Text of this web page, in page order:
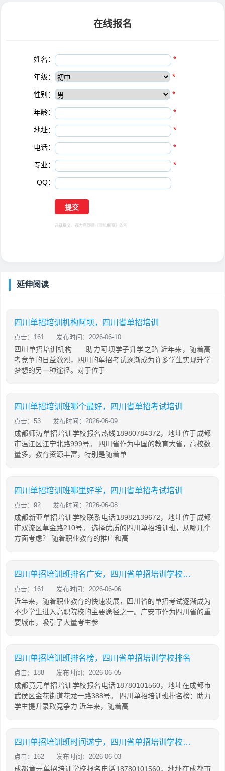
在线报名
姓名： *
年级： *
性别： *
年龄： *
地址： *
电话： *
专业： *
QQ：
选择提交，视为您同意 《隐私保障》 条例
延伸阅读
四川单招培训机构阿坝，四川省单招培训
点击：161 发布时间：2026-06-10
四川单招培训机构——助力阿坝学子升学之路 近年来，随着高
考竞争的日益激烈，四川的单招考试逐渐成为许多学生实现升学
梦想的另一种途径。对于位于
四川单招培训班哪个最好，四川省单招考试培训
点击：53 发布时间：2026-06-09
成都师涛单招培训学校报名热线18980784372，地址位于成都
市温江区江宁北路999号。 四川省作为中国的教育大省，高校数
量多，教育资源丰富，特别是随着单
四川单招培训班哪里好学，四川省单招考试培训
点击：92 发布时间：2026-06-08
成都新亚单招培训学校联系电话18982139672，地址位于成都
市双流区草金路210号。 选择优质的四川单招培训班，从哪几个
方面考虑？ 随着职业教育的推广和高
四川单招培训班排名广安，四川省单招培训学校排名
点击：161 发布时间：2026-06-06
近年来，随着职业教育的快速发展，四川省的单招考试逐渐成为
不少学生进入高职院校的主要途径之一。广安市作为四川省的重
要城市，吸引了大量考生参
四川单招培训班排名榜，四川省单招培训学校排名
点击：188 发布时间：2026-06-05
成都竟元单招培训学校报名电话18780101560，地址在成都市
武侯区金花街道花龙一路388号。 四川单招培训班排名榜：助力
学生提升录取竞争力 近年来，随着高
四川单招培训班时间遂宁，四川省单招培训学校排名
点击：162 发布时间：2026-06-03
成都竟元单招培训学校报名电话18780101560，地址在成都市